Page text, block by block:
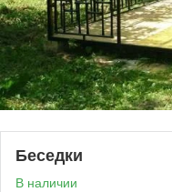
Беседки
В наличии